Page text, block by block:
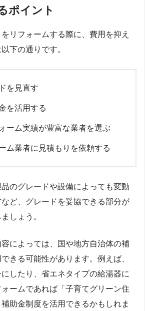
ポイント
リフォームする際に、費用を抑え
下の通りです。
を見直す
を活用する
ーム実績が豊富な業者を選ぶ
ム業者に見積もりを依頼する
のグレードや設備によっても変動
ど、グレードを妥協できる部分が
しょう。
によっては、国や地方自治体の補
きる可能性があります。例えば、
したり、省エネタイプの給湯器に
ームであれば「子育てグリーン住
助金制度を活用できるかもしれま